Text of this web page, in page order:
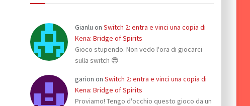
Gianlu on Switch 2: entra e vinci una copia di
Kena: Bridge of Spirits
Gioco stupendo. Non vedo l'ora di giocarci
sulla switch 😎
garion on Switch 2: entra e vinci una copia di
Kena: Bridge of Spirits
Proviamo! Tengo d'occhio questo gioco da un